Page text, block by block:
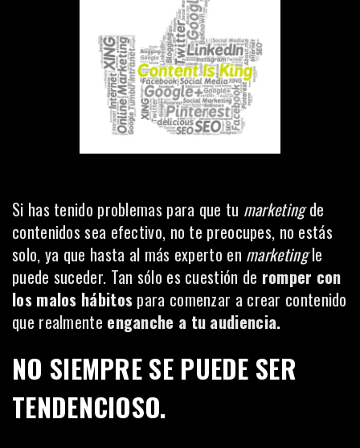
Si has tenido problemas para que tu marketingde
contenidos sea efectivo, no te preocupes, no estás
solo, ya que hasta al más experto en marketingle
puede suceder. Tan sólo es cuestión de romper con
los malos hábitos para comenzar a crear contenido
que realmente enganche a tu audiencia.
NO SIEMPRE SE PUEDE SER
TENDENCIOSO.